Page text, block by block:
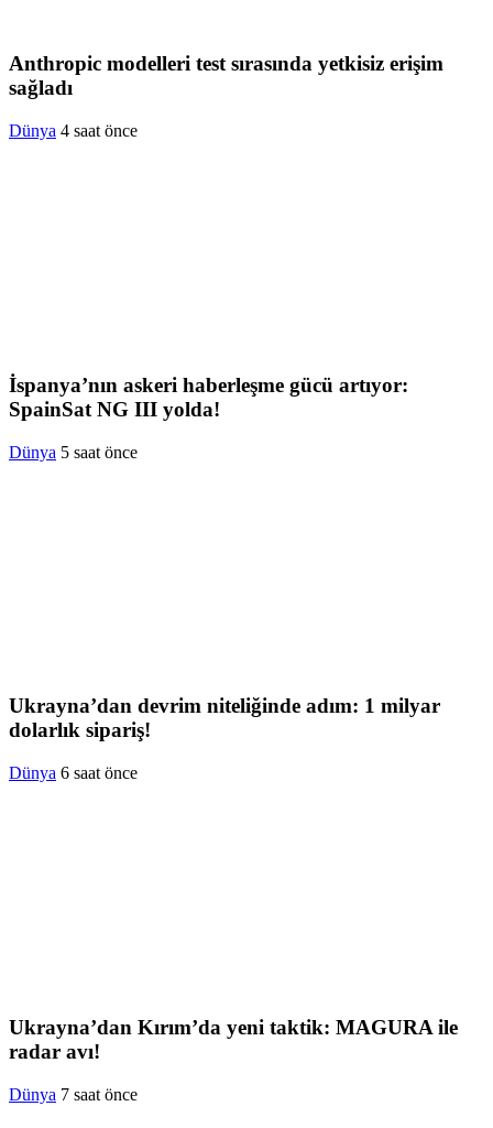
Anthropic modelleri test sırasında yetkisiz erişim
sağladı
Dünya 4 saat önce
İspanya’nın askeri haberleşme gücü artıyor:
SpainSat NG III yolda!
Dünya 5 saat önce
Ukrayna’dan devrim niteliğinde adım: 1 milyar
dolarlık sipariş!
Dünya 6 saat önce
Ukrayna’dan Kırım’da yeni taktik: MAGURA ile
radar avı!
Dünya 7 saat önce